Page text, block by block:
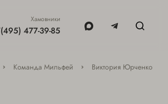
Хамовники
477-39-85
Команда Мильфей Виктория Юрченко